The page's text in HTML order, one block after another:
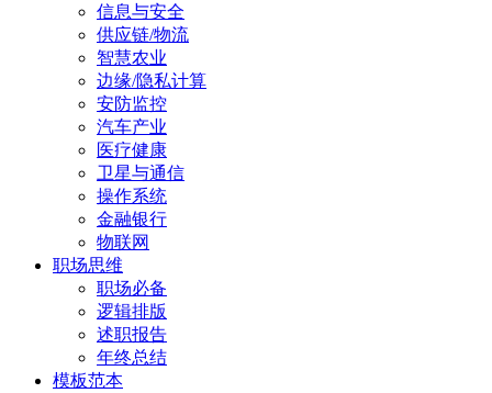
信息与安全
供应链/物流
智慧农业
边缘/隐私计算
安防监控
汽车产业
医疗健康
卫星与通信
操作系统
金融银行
物联网
职场思维
职场必备
逻辑排版
述职报告
年终总结
模板范本